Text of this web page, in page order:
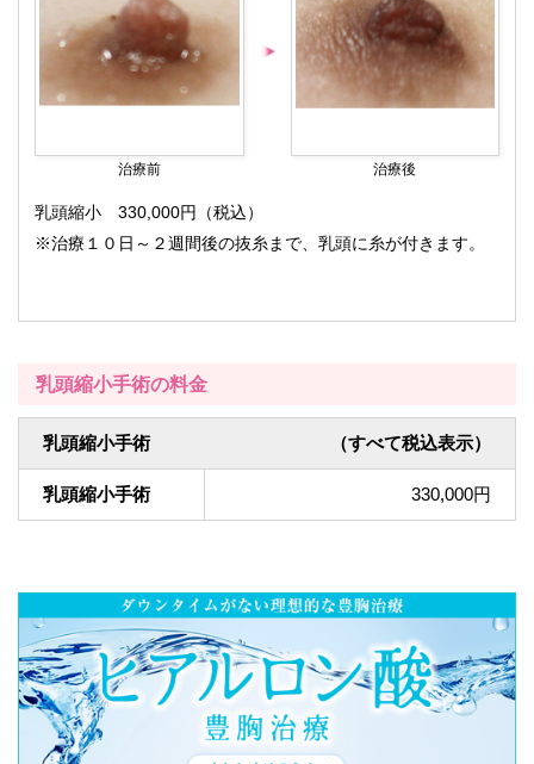
治療前 治療後
乳頭縮小 330,000円（税込）
※治療１０日～２週間後の抜糸まで、乳頭に糸が付きます。
乳頭縮小手術の料金
乳頭縮小手術 （すべて税込表示）
乳頭縮小手術 330,000円